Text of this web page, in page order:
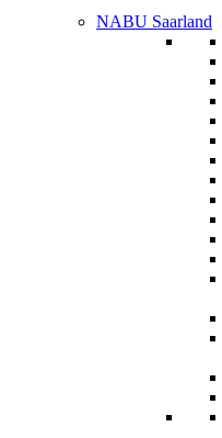
NABU Saarland